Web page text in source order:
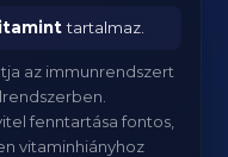
tartalmaz.
az immunrendszert
fenntartása fontos,
vitaminhiányhoz